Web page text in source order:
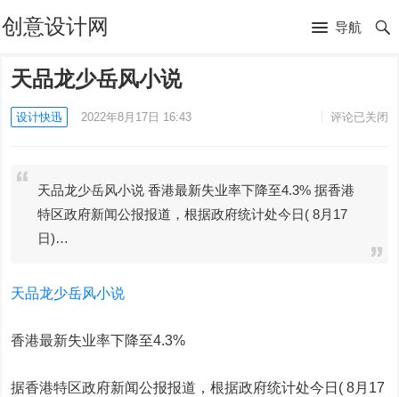
创意设计网 导航
天品龙少岳风小说
设计快迅 2022年8月17日 16:43 评论已关闭
天品龙少岳风小说 香港最新失业率下降至4.3% 据香港
特区政府新闻公报报道，根据政府统计处今日( 8月17
日)…
天品龙少岳风小说
香港最新失业率下降至4.3%
据香港特区政府新闻公报报道，根据政府统计处今日( 8月17